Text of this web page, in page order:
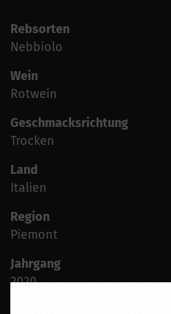
Rebsorten
Nebbiolo
Wein
Rotwein
Geschmacksrichtung
Trocken
Land
Italien
Region
Piemont
Jahrgang
2020